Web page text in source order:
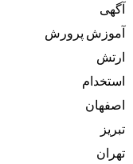
آگهی
آموزش پرورش
ارتش
استخدام
اصفهان
تبریز
تهران